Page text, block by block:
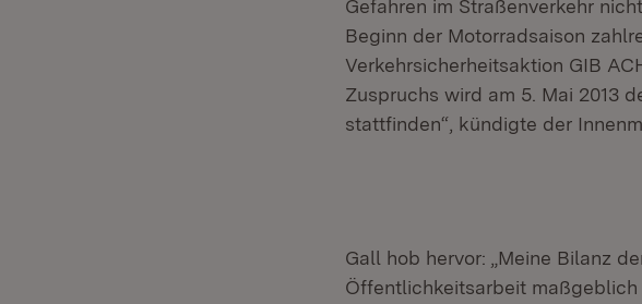
Gefahren im Straßenverkehr
Beginn der Motorradsaison
Verkehrsicherheitsaktion GIB
Zuspruchs wird am 5. Mai 2013
stattfinden“, kündigte der
Gall hob hervor: „Meine Bilanz
Öffentlichkeitsarbeit